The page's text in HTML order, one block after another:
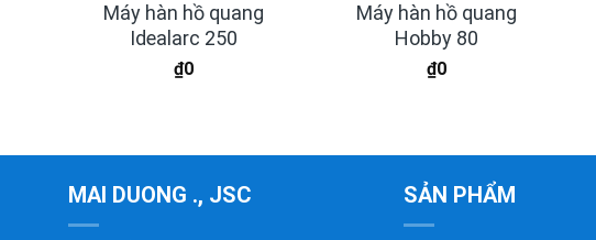
Máy hàn hồ quang
Idealarc 250
₫0
Máy hàn hồ quang
Hobby 80
₫0
MAI DUONG ., JSC SẢN PHẨM